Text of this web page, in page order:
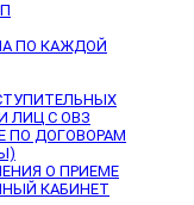
ПО КАЖДОЙ
ЛИЦ С ОВЗ
ПО ДОГОВОРАМ
О ПРИЕМЕ
КАБИНЕТ